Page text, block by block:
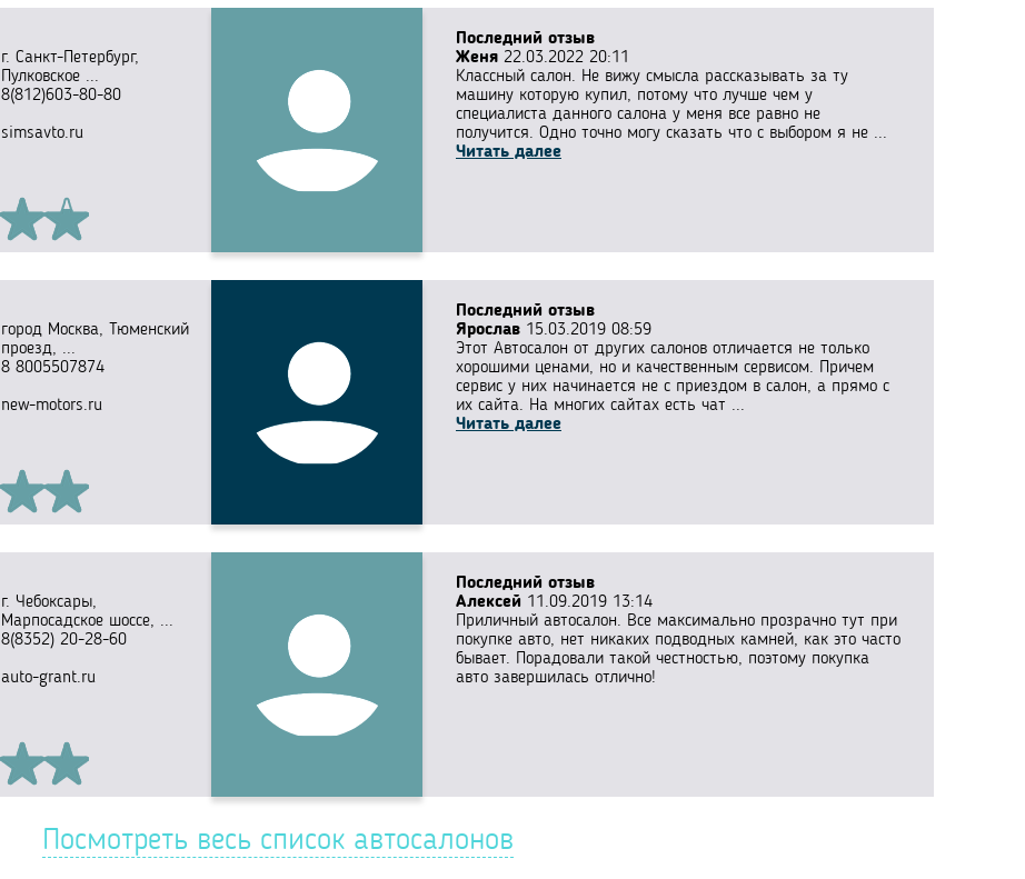
г. Санкт-Петербург,
Пулковское ...
8(812)603-80-80
simsavto.ru
Последний отзыв
Женя 22.03.2022 20:11
Классный салон. Не вижу смысла рассказывать за ту
машину которую купил, потому что лучше чем у
специалиста данного салона у меня все равно не
получится. Одно точно могу сказать что с выбором я не ...
Читать далее
город Москва, Тюменский
проезд, ...
8 8005507874
new-motors.ru
Последний отзыв
Ярослав 15.03.2019 08:59
Этот Автосалон от других салонов отличается не только
хорошими ценами, но и качественным сервисом. Причем
сервис у них начинается не с приездом в салон, а прямо с
их сайта. На многих сайтах есть чат ...
Читать далее
г. Чебоксары,
Марпосадское шоссе, ...
8(8352) 20-28-60
auto-grant.ru
Последний отзыв
Алексей 11.09.2019 13:14
Приличный автосалон. Все максимально прозрачно тут при
покупке авто, нет никаких подводных камней, как это часто
бывает. Порадовали такой честностью, поэтому покупка
авто завершилась отлично!
Посмотреть весь список автосалонов